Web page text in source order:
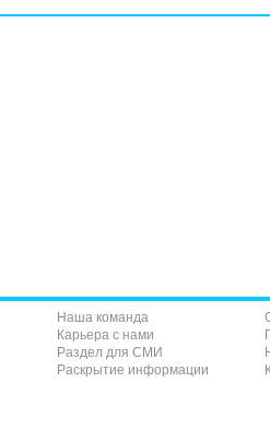
Наша команда
Карьера с нами
Раздел для СМИ
Раскрытие информации